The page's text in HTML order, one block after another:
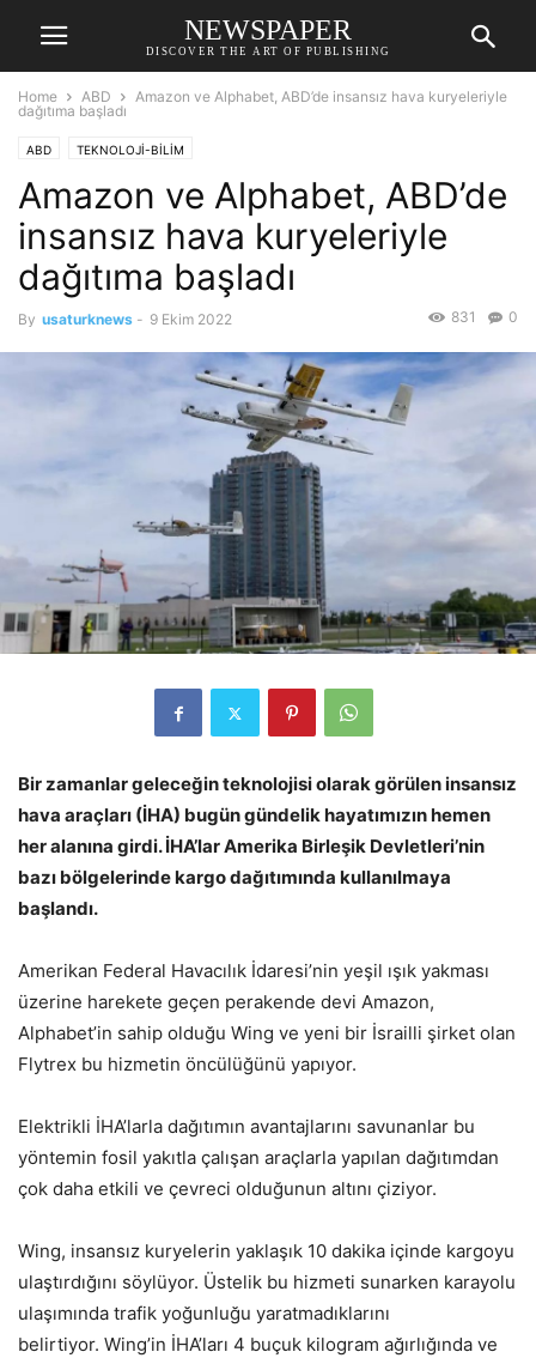
NEWSPAPER
DISCOVER THE ART OF PUBLISHING
Home ABD
Amazon ve Alphabet, ABD’de insansız hava kuryeleriyle
dağıtıma başladı
ABD TEKNOLOJİ-BİLİM
Amazon ve Alphabet, ABD’de
insansız hava kuryeleriyle
dağıtıma başladı
By usaturknews - 9 Ekim 2022 0
831
Bir zamanlar geleceğin teknolojisi olarak görülen insansız
hava araçları (İHA) bugün gündelik hayatımızın hemen
her alanına girdi. İHA’lar Amerika Birleşik Devletleri’nin
bazı bölgelerinde kargo dağıtımında kullanılmaya
başlandı.
Amerikan Federal Havacılık İdaresi’nin yeşil ışık yakması
üzerine harekete geçen perakende devi Amazon,
Alphabet’in sahip olduğu Wing ve yeni bir İsrailli şirket olan
Flytrex bu hizmetin öncülüğünü yapıyor.
Elektrikli İHA’larla dağıtımın avantajlarını savunanlar bu
yöntemin fosil yakıtla çalışan araçlarla yapılan dağıtımdan
çok daha etkili ve çevreci olduğunun altını çiziyor.
Wing, insansız kuryelerin yaklaşık 10 dakika içinde kargoyu
ulaştırdığını söylüyor. Üstelik bu hizmeti sunarken karayolu
ulaşımında trafik yoğunluğu yaratmadıklarını
belirtiyor. Wing’in İHA’ları 4 buçuk kilogram ağırlığında ve